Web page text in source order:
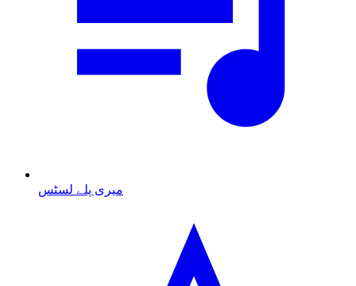
میری پلے لسٹس